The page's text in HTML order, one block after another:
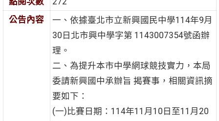
公告內容
一、依據臺北市立新興國民中學114年9月
30日北市興中學字第 1143007354號函辦
理。
二、為提升本市中學網球競技實力，本局
委請新興國中承辦旨 揭賽事，相關資訊摘
要如下：
(一)比賽日期：114年11月10日至11月20